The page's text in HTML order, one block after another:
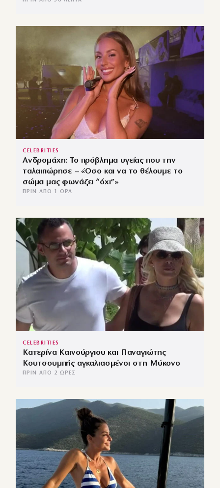
CELEBRITIES
Ανδρομάχη: Το πρόβλημα υγείας που την
ταλαιπώρησε – «Όσο και να το θέλουμε το
σώμα μας φωνάζει “όχι”»
ΠΡΙΝ ΑΠΌ 1 ΏΡΑ
CELEBRITIES
Κατερίνα Καινούργιου και Παναγιώτης
Κουτσουμπής αγκαλιασμένοι στη Μύκονο
ΠΡΙΝ ΑΠΌ 2 ΏΡΕΣ